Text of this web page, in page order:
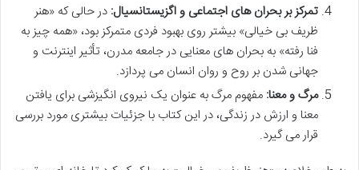
تمرکز بر بحران های اجتماعی و اگزیستانسیال: در حالی که «هنر
ظریف بی خیالی» بیشتر روی بهبود فردی متمرکز بود، «همه چیز به
فنا رفته» به بحران های معنایی در جامعه مدرن، تأثیر اینترنت و
جهانی شدن بر روح و روان انسان می پردازد.
مرگ و معنا: مفهوم مرگ به عنوان یک نیروی انگیزشی برای یافتن
معنا و ارزش در زندگی، در این کتاب با جزئیات بیشتری مورد بررسی
قرار می گیرد.